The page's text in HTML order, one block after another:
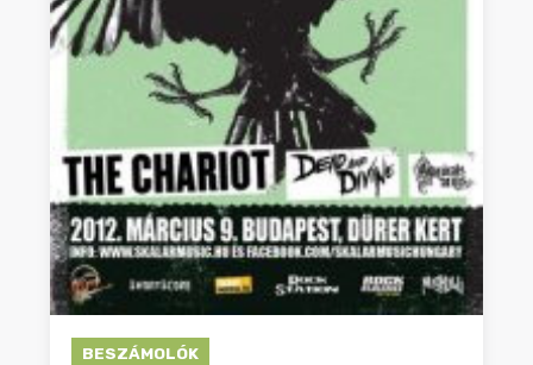
BESZÁMOLÓK